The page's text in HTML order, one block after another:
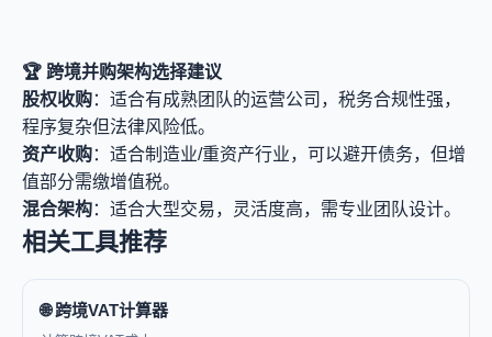
🏆 跨境并购架构选择建议
股权收购：适合有成熟团队的运营公司，税务合规性强，
程序复杂但法律风险低。
资产收购：适合制造业/重资产行业，可以避开债务，但增
值部分需缴增值税。
混合架构：适合大型交易，灵活度高，需专业团队设计。
相关工具推荐
🌐 跨境VAT计算器